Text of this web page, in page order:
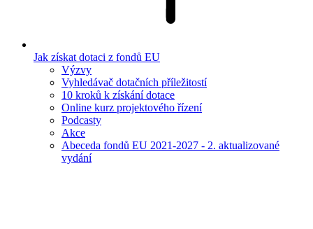
Jak získat dotaci z fondů EU
Výzvy
Vyhledávač dotačních příležitostí
10 kroků k získání dotace
Online kurz projektového řízení
Podcasty
Akce
Abeceda fondů EU 2021-2027 - 2. aktualizované
vydání